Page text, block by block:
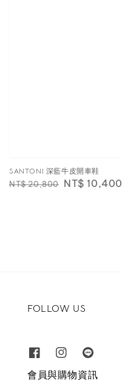
SANTONI 深藍牛皮開車鞋
Regular
NT$ 20,800 Sale
NT$ 10,400
FOLLOW US
會員與購物資訊